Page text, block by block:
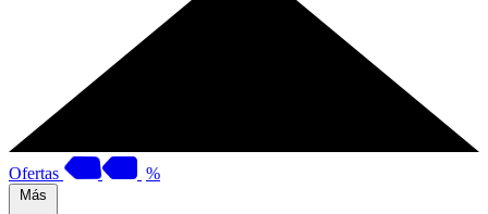
Ofertas %
Más